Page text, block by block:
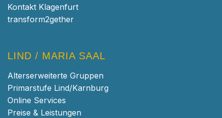
Kontakt Klagenfurt
transform2gether
LIND / MARIA SAAL
Alterserweiterte Gruppen
Primarstufe Lind/Karnburg
Online Services
Preise & Leistungen